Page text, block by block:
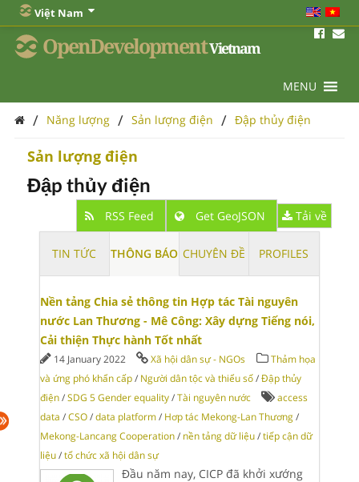
Việt Nam
OpenDevelopmentVietnam
MENU
/ Năng lượng / Sản lượng điện / Đập thủy điện
Sản lượng điện
Đập thủy điện
RSS Feed Get GeoJSON Tải về
TIN TỨC THÔNG BÁO CHUYÊN ĐỀ PROFILES
Nền tảng Chia sẻ thông tin Hợp tác Tài nguyên
nước Lan Thương - Mê Công: Xây dựng Tiếng nói,
Cải thiện Thực hành Tốt nhất
14 January 2022 Xã hội dân sự - NGOs
Thảm họa
và ứng phó khẩn cấp / Người dân tộc và thiểu số /Đập thủy
điện/SDG 5 Gender equality /Tài nguyên nước
access
data /CSO /data platform / Hơp tác Mekong-Lan Thương /
Mekong-Lancang Cooperation / nền tảng dữ liệu /tiếp cận dữ
liệu /tổ chức xã hội dân sự
Đầu năm nay, CICP đã khởi xướng